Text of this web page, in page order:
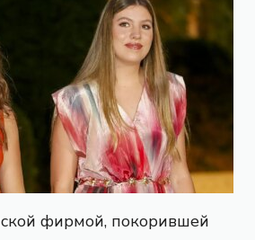
фирмой, покорившей